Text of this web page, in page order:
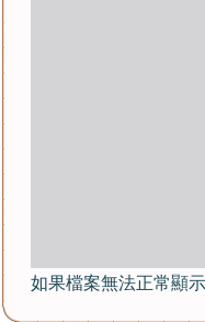
如果檔案無法正常顯